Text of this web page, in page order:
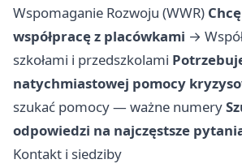
Wspomaganie Rozwoju (WWR)
współpracę z placówkami →
szkołami i przedszkolami
natychmiastowej pomocy
szukać pomocy — ważne numery
odpowiedzi na najczęstsze
Kontakt i siedziby